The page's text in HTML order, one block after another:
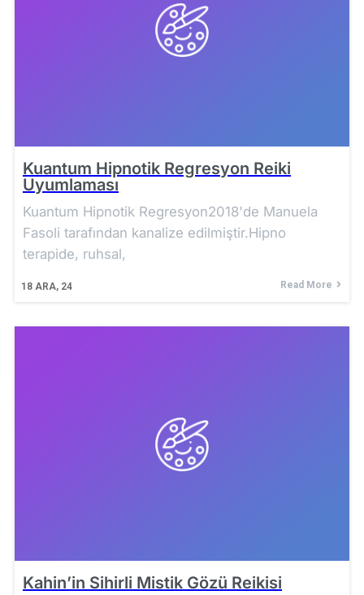
Kuantum Hipnotik Regresyon Reiki
Uyumlaması
18 ARA, 24
Kuantum Hipnotik Regresyon2018'de Manuela
Fasoli tarafından kanalize edilmiştir.Hipno
terapide, ruhsal,
Read More
Kahin’in Sihirli Mistik Gözü Reikisi